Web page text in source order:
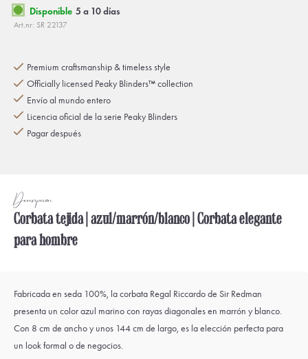
Disponible 5 a 10 días
Art.nr: SR 22137
Premium craftsmanship & timeless style
Officially licensed Peaky Blinders™ collection
Envío al mundo entero
Licencia oficial de la serie Peaky Blinders
Pagar después
Descripción
Corbata tejida | azul/marrón/blanco | Corbata elegante
para hombre
Fabricada en seda 100%, la corbata Regal Riccardo de Sir Redman
presenta un color azul marino con rayas diagonales en marrón y blanco.
Con 8 cm de ancho y unos 144 cm de largo, es la elección perfecta para
un look formal o de negocios.